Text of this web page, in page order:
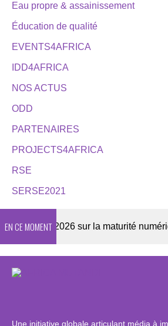
Eau propre & assainissement
Éducation de qualité
EVENTS4AFRICA
IDD4AFRICA
NOS ACTUS
ODD
PARTENAIRES
PROJECTS4AFRICA
RSE
SERSE2021
EN CE MOMENT2026 sur la maturité numérique
Une initiative globale articulant média à